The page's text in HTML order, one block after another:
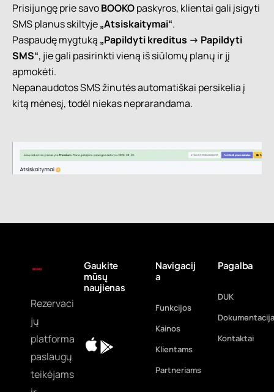
Prisijungę prie savoBOOKOpaskyros, klientai gali įsigyti
SMS planus skiltyje„Atsiskaitymai“.
Paspaudę mygtuką „Papildyti kreditus -> Papildyti
SMS“, jie gali pasirinkti vieną iš siūlomų planų ir jį
apmokėti.
Nepanaudotos SMS žinutės automatiškai persikelia į
kitą mėnesį, todėl niekas neprarandama.
Rezervaci
jų
platforma
paslaugų
teikėjams
Navigacij
a
Funkcijos
Kainos
Klientams
Partneriams
Pagalba
DUK
Dokumentacija
Kontaktai
Gaukite
mūsų
naujienas